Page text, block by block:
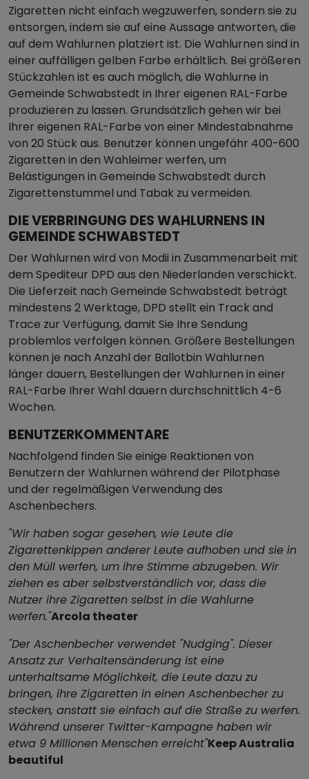
Zigaretten nicht einfach wegzuwerfen, sondern sie zu
entsorgen, indem sie auf eine Aussage antworten, die
auf dem Wahlurnen platziert ist. Die Wahlurnen sind in
einer auffälligen gelben Farbe erhältlich. Bei größeren
Stückzahlen ist es auch möglich, die Wahlurne in
Gemeinde Schwabstedt in Ihrer eigenen RAL-Farbe
produzieren zu lassen. Grundsätzlich gehen wir bei
Ihrer eigenen RAL-Farbe von einer Mindestabnahme
von 20 Stück aus. Benutzer können ungefähr 400-600
Zigaretten in den Wahleimer werfen, um
Belästigungen in Gemeinde Schwabstedt durch
Zigarettenstummel und Tabak zu vermeiden.
DIE VERBRINGUNG DES WAHLURNENS IN
GEMEINDE SCHWABSTEDT
Der Wahlurnen wird von Modii in Zusammenarbeit mit
dem Spediteur DPD aus den Niederlanden verschickt.
Die Lieferzeit nach Gemeinde Schwabstedt beträgt
mindestens 2 Werktage, DPD stellt ein Track and
Trace zur Verfügung, damit Sie Ihre Sendung
problemlos verfolgen können. Größere Bestellungen
können je nach Anzahl der Ballotbin Wahlurnen
länger dauern, Bestellungen der Wahlurnen in einer
RAL-Farbe Ihrer Wahl dauern durchschnittlich 4-6
Wochen.
BENUTZERKOMMENTARE
Nachfolgend finden Sie einige Reaktionen von
Benutzern der Wahlurnen während der Pilotphase
und der regelmäßigen Verwendung des
Aschenbechers.
"Wir haben sogar gesehen, wie Leute die
Zigarettenkippen anderer Leute aufhoben und sie in
den Müll werfen, um ihre Stimme abzugeben. Wir
ziehen es aber selbstverständlich vor, dass die
Nutzer ihre Zigaretten selbst in die Wahlurne
werfen."Arcola theater
"Der Aschenbecher verwendet "Nudging". Dieser
Ansatz zur Verhaltensänderung ist eine
unterhaltsame Möglichkeit, die Leute dazu zu
bringen, ihre Zigaretten in einen Aschenbecher zu
stecken, anstatt sie einfach auf die Straße zu werfen.
Während unserer Twitter-Kampagne haben wir
etwa 9 Millionen Menschen erreicht"Keep Australia
beautiful